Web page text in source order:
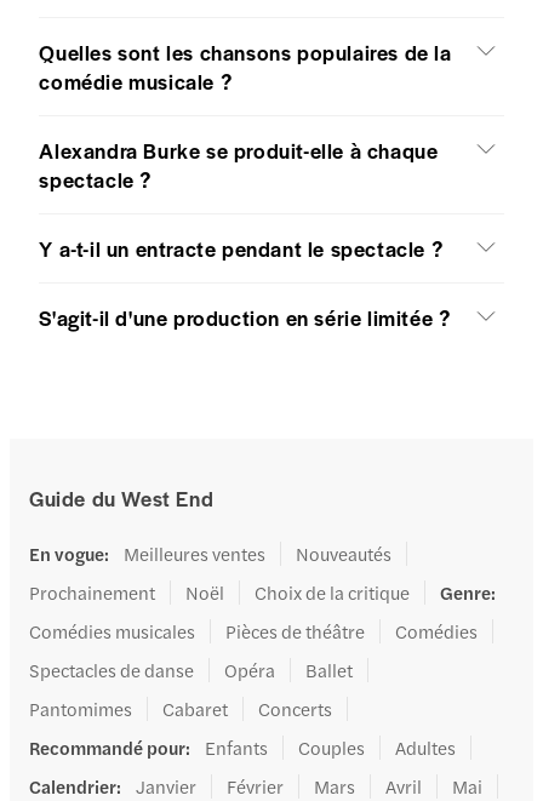
Quelles sont les chansons populaires de la
comédie musicale ?
Alexandra Burke se produit-elle à chaque
spectacle ?
Y a-t-il un entracte pendant le spectacle ?
S'agit-il d'une production en série limitée ?
Guide du West End
En vogue: Meilleures ventes
Nouveautés
Prochainement
Noël Choix de la critique Genre:
Comédies musicales
Pièces de théâtre
Comédies
Spectacles de danse
Opéra
Ballet
Pantomimes
Cabaret
Concerts
Recommandé pour: Enfants Couples
Adultes
Calendrier: Janvier Février Mars Avril
Mai